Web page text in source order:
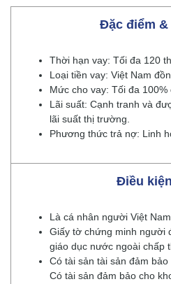
Đặc điểm
Thời hạn vay: Tối đa 120
Loại tiền vay: Việt Nam
Mức cho vay: Tối đa 100%
Lãi suất: Cạnh tranh và
lãi suất thị trường.
Phương thức trả nợ: Linh
Điều
Là cá nhân người Việt Nam.
Giấy tờ chứng minh người
giáo dục nước ngoài chấp
Có tài sản tài sản đảm
Có tài sản đảm bảo cho